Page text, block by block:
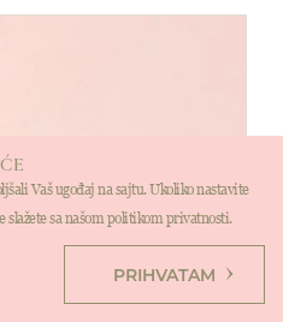
Vaš ugođaj na sajtu. Ukoliko nastavite
slažete sa našom politikom privatnosti.
PRIHVATAM